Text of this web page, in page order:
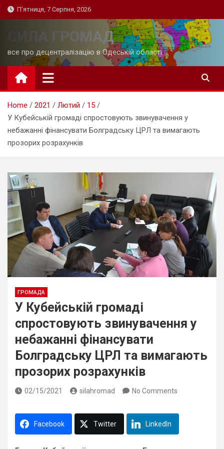
Skip
to
П’ятниця, 7 Серпня, 2026
СИЛА ГРОМАД
все про децентралізацію в Одеській області
Home 2021 Лютий
15
У Кубейській громаді спростовують звинувачення у
небажанні фінансувати Болградську ЦРЛ та вимагають
прозорих розрахунків
ГРОМАДА
У Кубейській громаді
спростовують звинувачення у
небажанні фінансувати
Болградську ЦРЛ та вимагають
прозорих розрахунків
02/15/2021 silahromad No Comments
Facebook Twitter LinkedIn